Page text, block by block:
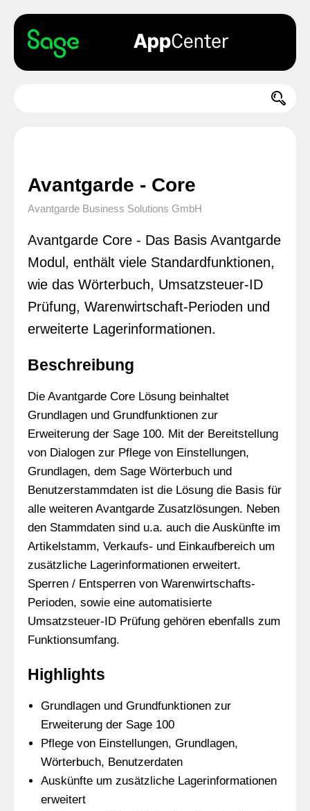
Avantgarde - Core
Avantgarde Business Solutions GmbH
Avantgarde Core - Das Basis Avantgarde
Modul, enthält viele Standardfunktionen,
wie das Wörterbuch, Umsatzsteuer-ID
Prüfung, Warenwirtschaft-Perioden und
erweiterte Lagerinformationen.
Beschreibung
Die Avantgarde Core Lösung beinhaltet
Grundlagen und Grundfunktionen zur
Erweiterung der Sage 100. Mit der Bereitstellung
von Dialogen zur Pflege von Einstellungen,
Grundlagen, dem Sage Wörterbuch und
Benutzerstammdaten ist die Lösung die Basis für
alle weiteren Avantgarde Zusatzlösungen. Neben
den Stammdaten sind u.a. auch die Auskünfte im
Artikelstamm, Verkaufs- und Einkaufbereich um
zusätzliche Lagerinformationen erweitert.
Sperren / Entsperren von Warenwirtschafts-
Perioden, sowie eine automatisierte
Umsatzsteuer-ID Prüfung gehören ebenfalls zum
Funktionsumfang.
Highlights
Grundlagen und Grundfunktionen zur
Erweiterung der Sage 100
Pflege von Einstellungen, Grundlagen,
Wörterbuch, Benutzerdaten
Auskünfte um zusätzliche Lagerinformationen
erweitert